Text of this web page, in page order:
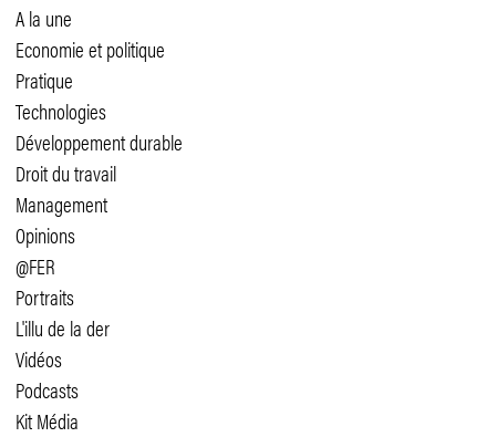
A la une
Economie et politique
Pratique
Technologies
Développement durable
Droit du travail
Management
Opinions
@FER
Portraits
L'illu de la der
Vidéos
Podcasts
Kit Média